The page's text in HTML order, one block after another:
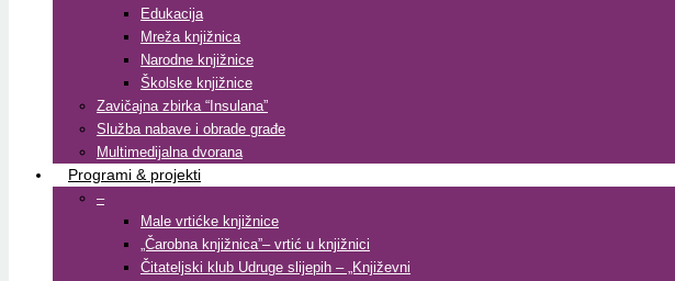
Edukacija
Mreža knjižnica
Narodne knjižnice
Školske knjižnice
Zavičajna zbirka “Insulana”
Služba nabave i obrade građe
Multimedijalna dvorana
Programi & projekti
–
Male vrtićke knjižnice
„Čarobna knjižnica”– vrtić u knjižnici
Čitateljski klub Udruge slijepih – „Književni